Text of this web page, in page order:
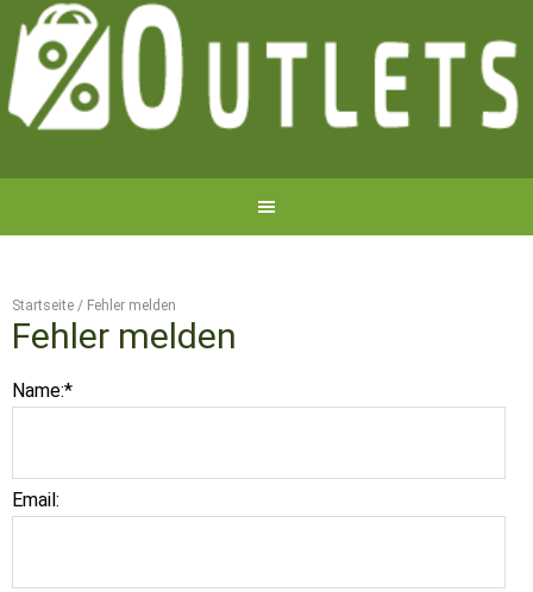
Startseite / Fehler melden
Fehler melden
Name:*
Email: